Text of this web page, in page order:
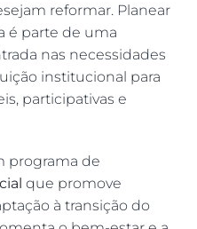
reformar. Planear
é parte de uma
nas necessidades
institucional para
participativas e
programa de
que promove
à transição do